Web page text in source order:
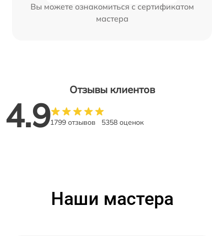
Вы можете ознакомиться с сертификатом
мастера
Отзывы клиентов
4.91799 отзывов 5358 оценок
Наши мастера